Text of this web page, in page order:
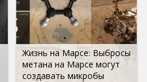
Жизнь на Марсе: Выбросы
метана на Марсе могут
создавать микробы